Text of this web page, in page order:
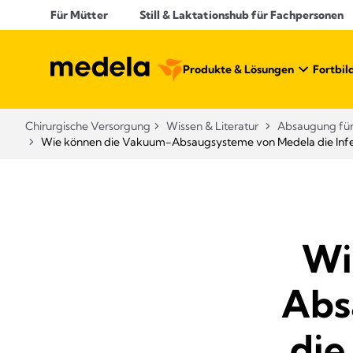
Für Mütter Still & Laktationshub für Fachpersonen
Produkte & Lösungen​
Chirurgische Versorgung Wissen & Literatur​
Absaugung
Wie können die Vakuum-Absaugsysteme von Medela die